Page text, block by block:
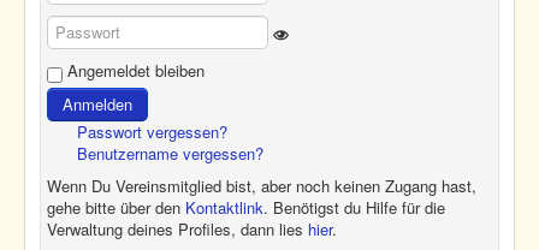
Benutzername
Passwort
Angemeldet bleiben
Anmelden
Passwort vergessen?
Benutzername vergessen?
Wenn Du Vereinsmitglied bist, aber noch keinen Zugang hast,
gehe bitte über den Kontaktlink. Benötigst du Hilfe für die
Verwaltung deines Profiles, dann lies hier.